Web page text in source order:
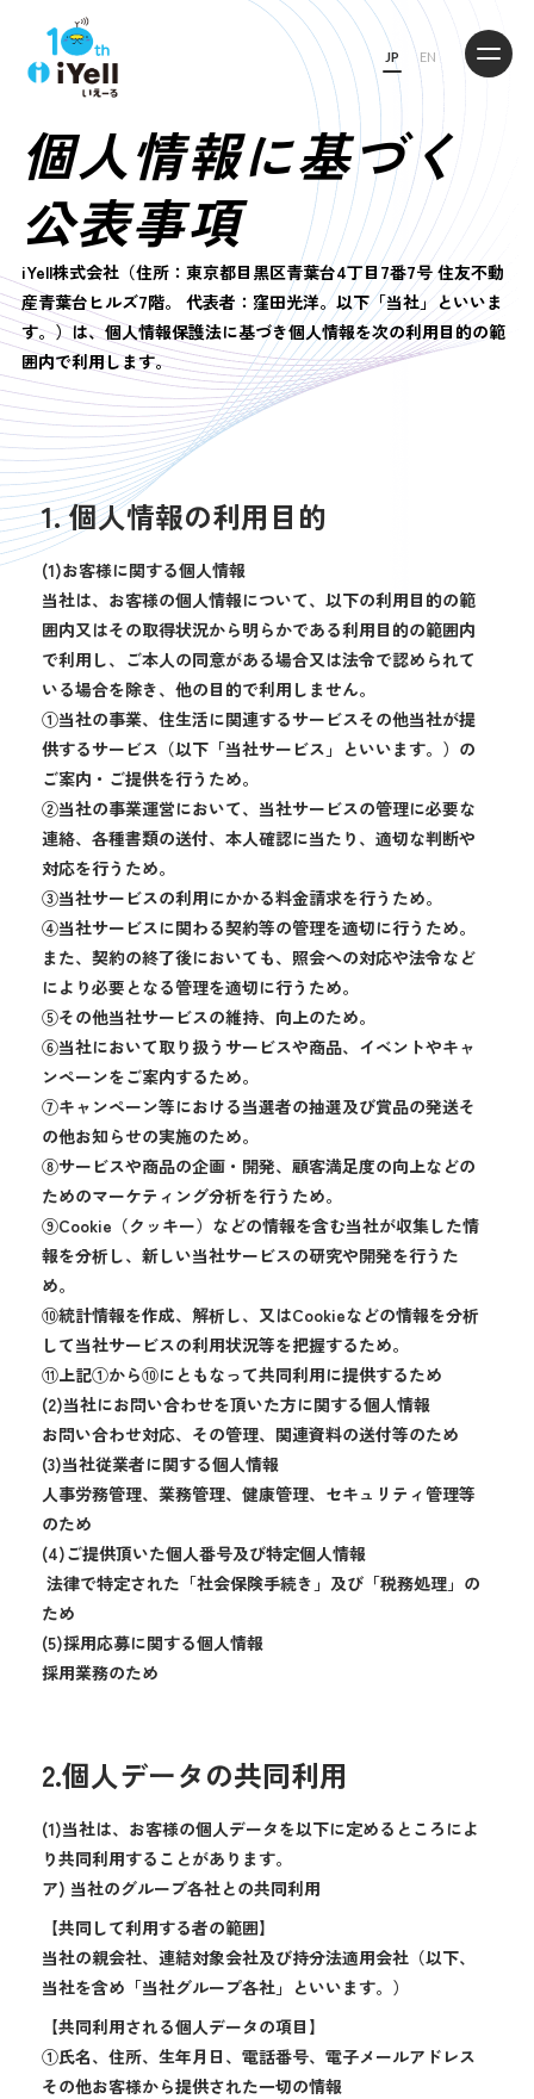
JP EN
個人情報に基づく
公表事項
iYell株式会社（住所：東京都目黒区青葉台4丁目7番7号 住友不動
産青葉台ヒルズ7階。 代表者：窪田光洋。以下「当社」といいま
す。）は、個人情報保護法に基づき個人情報を次の利用目的の範
囲内で利用します。
1.個人情報の利用目的
(1)お客様に関する個人情報
当社は、お客様の個人情報について、以下の利用目的の範
囲内又はその取得状況から明らかである利用目的の範囲内
で利用し、ご本人の同意がある場合又は法令で認められて
いる場合を除き、他の目的で利用しません。
①当社の事業、住生活に関連するサービスその他当社が提
供するサービス（以下「当社サービス」といいます。）の
ご案内・ご提供を行うため。
②当社の事業運営において、当社サービスの管理に必要な
連絡、各種書類の送付、本人確認に当たり、適切な判断や
対応を行うため。
③当社サービスの利用にかかる料金請求を行うため。
④当社サービスに関わる契約等の管理を適切に行うため。
また、契約の終了後においても、照会への対応や法令など
により必要となる管理を適切に行うため。
⑤その他当社サービスの維持、向上のため。
⑥当社において取り扱うサービスや商品、イベントやキャ
ンペーンをご案内するため。
⑦キャンペーン等における当選者の抽選及び賞品の発送そ
の他お知らせの実施のため。
⑧サービスや商品の企画・開発、顧客満足度の向上などの
ためのマーケティング分析を行うため。
⑨Cookie（クッキー）などの情報を含む当社が収集した情
報を分析し、新しい当社サービスの研究や開発を行うた
め。
⑩統計情報を作成、解析し、又はCookieなどの情報を分析
して当社サービスの利用状況等を把握するため。
⑪上記①から⑩にともなって共同利用に提供するため
(2)当社にお問い合わせを頂いた方に関する個人情報
お問い合わせ対応、その管理、関連資料の送付等のため
(3)当社従業者に関する個人情報
人事労務管理、業務管理、健康管理、セキュリティ管理等
のため
(4)ご提供頂いた個人番号及び特定個人情報
法律で特定された「社会保険手続き」及び「税務処理」の
ため
(5)採用応募に関する個人情報
採用業務のため
2.個人データの共同利用
(1)当社は、お客様の個人データを以下に定めるところによ
り共同利用することがあります。
ア) 当社のグループ各社との共同利用
【共同して利用する者の範囲】
当社の親会社、連結対象会社及び持分法適用会社（以下、
当社を含め「当社グループ各社」といいます。）
【共同利用される個人データの項目】
①氏名、住所、生年月日、電話番号、電子メールアドレス
その他お客様から提供された一切の情報